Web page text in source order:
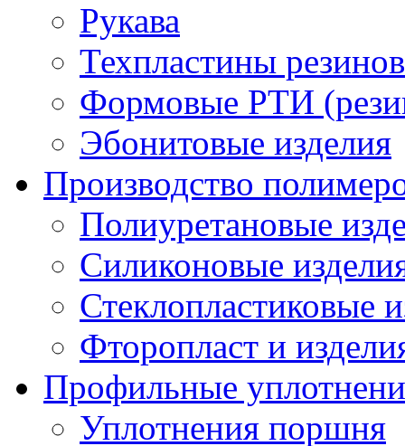
Рукава
Техпластины
Формовые РТИ
Эбонитовые изделия
Производство
Полиуретановые
Силиконовые
Стеклопластиковые
Фторопласт и
Профильные
Уплотнения поршня